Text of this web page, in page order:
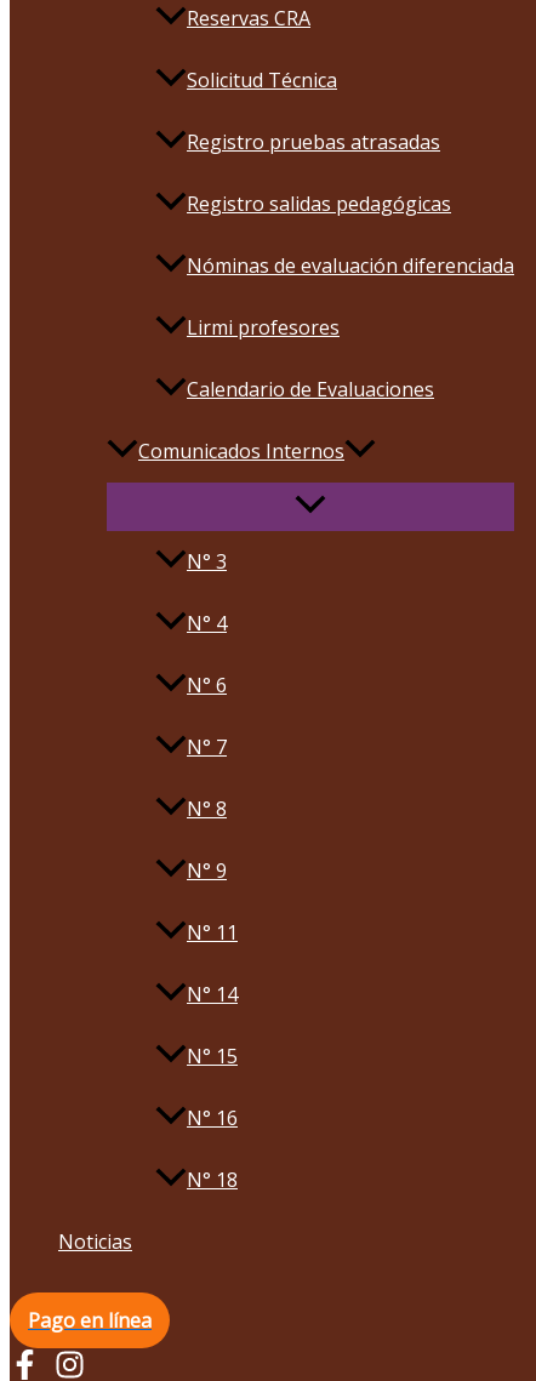
Reservas CRA
Solicitud Técnica
Registro pruebas atrasadas
Registro salidas pedagógicas
Nóminas de evaluación diferenciada
Lirmi profesores
Calendario de Evaluaciones
Comunicados Internos
N° 3
N° 4
N° 6
N° 7
N° 8
N° 9
N° 11
N° 14
N° 15
N° 16
N° 18
Noticias
Pago en línea